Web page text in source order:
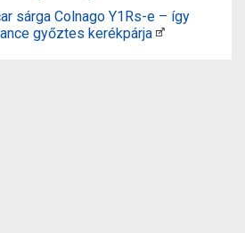
sárga Colnago Y1Rs-e – így
győztes kerékpárja